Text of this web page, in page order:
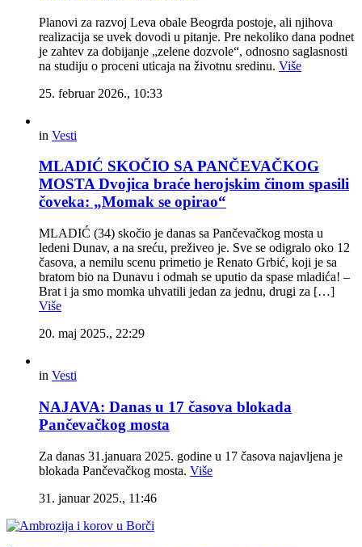
Planovi za razvoj Leva obale Beogrda postoje, ali njihova
realizacija se uvek dovodi u pitanje. Pre nekoliko dana podnet
je zahtev za dobijanje „zelene dozvole“, odnosno saglasnosti
na studiju o proceni uticaja na životnu sredinu. Više
25. februar 2026., 10:33
in Vesti
MLADIĆ SKOČIO SA PANČEVAČKOG
MOSTA Dvojica braće herojskim činom spasili
čoveka: „Momak se opirao“
MLADIĆ (34) skočio je danas sa Pančevačkog mosta u
ledeni Dunav, a na sreću, preživeo je. Sve se odigralo oko 12
časova, a nemilu scenu primetio je Renato Grbić, koji je sa
bratom bio na Dunavu i odmah se uputio da spase mladića! –
Brat i ja smo momka uhvatili jedan za jednu, drugi za […]
Više
20. maj 2025., 22:29
in Vesti
NAJAVA: Danas u 17 časova blokada
Pančevačkog mosta
Za danas 31.januara 2025. godine u 17 časova najavljena je
blokada Pančevačkog mosta. Više
31. januar 2025., 11:46